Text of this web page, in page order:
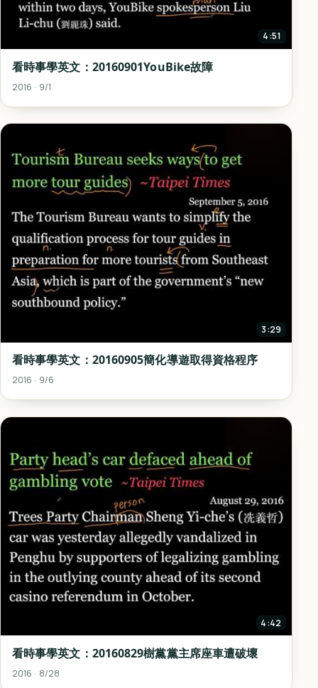
4:51
看時事學英文：20160901YouBike故障
2016 · 9/1
3:29
看時事學英文：20160905簡化導遊取得資格程序
2016 · 9/6
4:42
看時事學英文：20160829樹黨黨主席座車遭破壞
2016 · 8/28